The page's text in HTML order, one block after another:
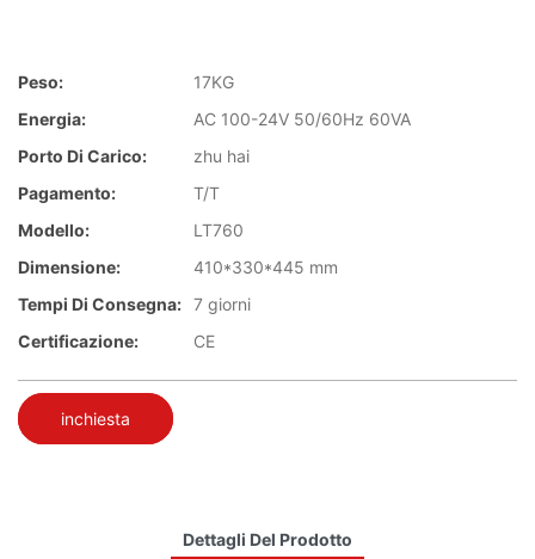
Peso:
17KG
Energia:
AC 100-24V 50/60Hz 60VA
Porto Di Carico:
zhu hai
Pagamento:
T/T
Modello:
LT760
Dimensione:
410*330*445 mm
Tempi Di Consegna: 7 giorni
Certificazione:
CE
inchiesta
Dettagli Del Prodotto